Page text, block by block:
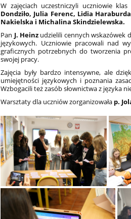
W zajęciach uczestniczyli uczniowie
Dondziło, Julia Ferenc, Lidia
Nakielska i Michalina Skindzielewska.
Pan J. Heinz udzielili cennych wskazówek
językowych. Uczniowie pracowali nad
graficznych potrzebnych do tworzenia
swojej pracy.
Zajęcia były bardzo intensywne, ale
umiejętności językowych i poznania
Wzbogacili też zasób słownictwa z języka
Warsztaty dla uczniów zorganizowała p.